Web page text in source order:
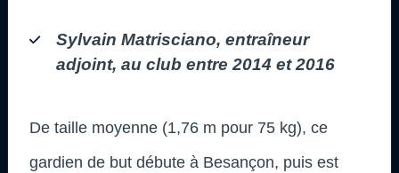
Sylvain Matrisciano, entraîneur
adjoint, au club entre 2014 et 2016
De taille moyenne (1,76 m pour 75 kg), ce
gardien de but débute à Besançon, puis est